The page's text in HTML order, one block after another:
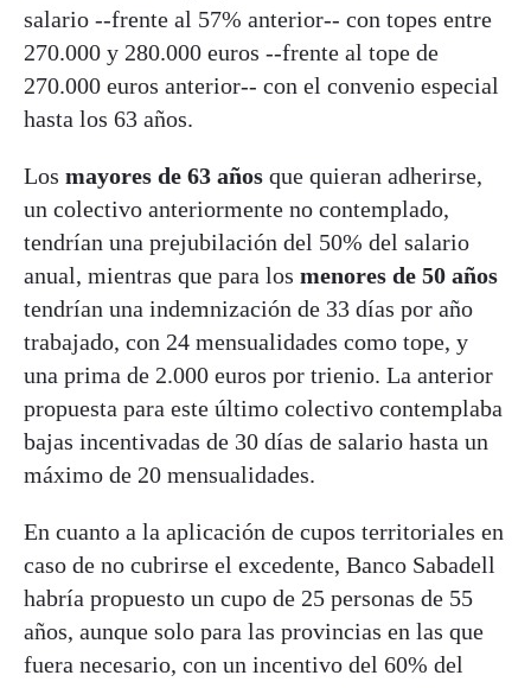
salario --frente al 57% anterior-- con topes entre
270.000 y 280.000 euros --frente al tope de
270.000 euros anterior-- con el convenio especial
hasta los 63 años.
Los mayores de 63 años que quieran adherirse,
un colectivo anteriormente no contemplado,
tendrían una prejubilación del 50% del salario
anual, mientras que para los menores de 50 años
tendrían una indemnización de 33 días por año
trabajado, con 24 mensualidades como tope, y
una prima de 2.000 euros por trienio. La anterior
propuesta para este último colectivo contemplaba
bajas incentivadas de 30 días de salario hasta un
máximo de 20 mensualidades.
En cuanto a la aplicación de cupos territoriales en
caso de no cubrirse el excedente, Banco Sabadell
habría propuesto un cupo de 25 personas de 55
años, aunque solo para las provincias en las que
fuera necesario, con un incentivo del 60% del